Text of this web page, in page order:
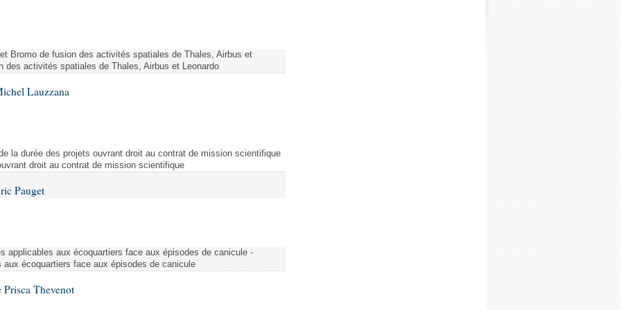
Bromo de fusion des activités spatiales de Thales, Airbus et
des activités spatiales de Thales, Airbus et Leonardo
Lauzzana
la durée des projets ouvrant droit au contrat de mission scientifique
droit au contrat de mission scientifique
Pauget
applicables aux écoquartiers face aux épisodes de canicule -
écoquartiers face aux épisodes de canicule
Thevenot